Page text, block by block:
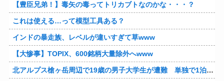
【豊臣兄弟！】毒矢の毒ってトリカブトなのかな・・・？
これは使える…って模型工具ある？
インドの暴走族、レベルが違いすぎて草www
【大惨事】TOPIX、600銘柄大量除外へwww
北アルプス槍ヶ岳周辺で19歳の男子大学生が遭難 単独で1泊2日の予定で入山も連絡取れず 警察が9日以降捜索予定